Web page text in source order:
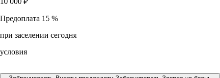
Предоплата 15 %
при заселении сегодня
условия